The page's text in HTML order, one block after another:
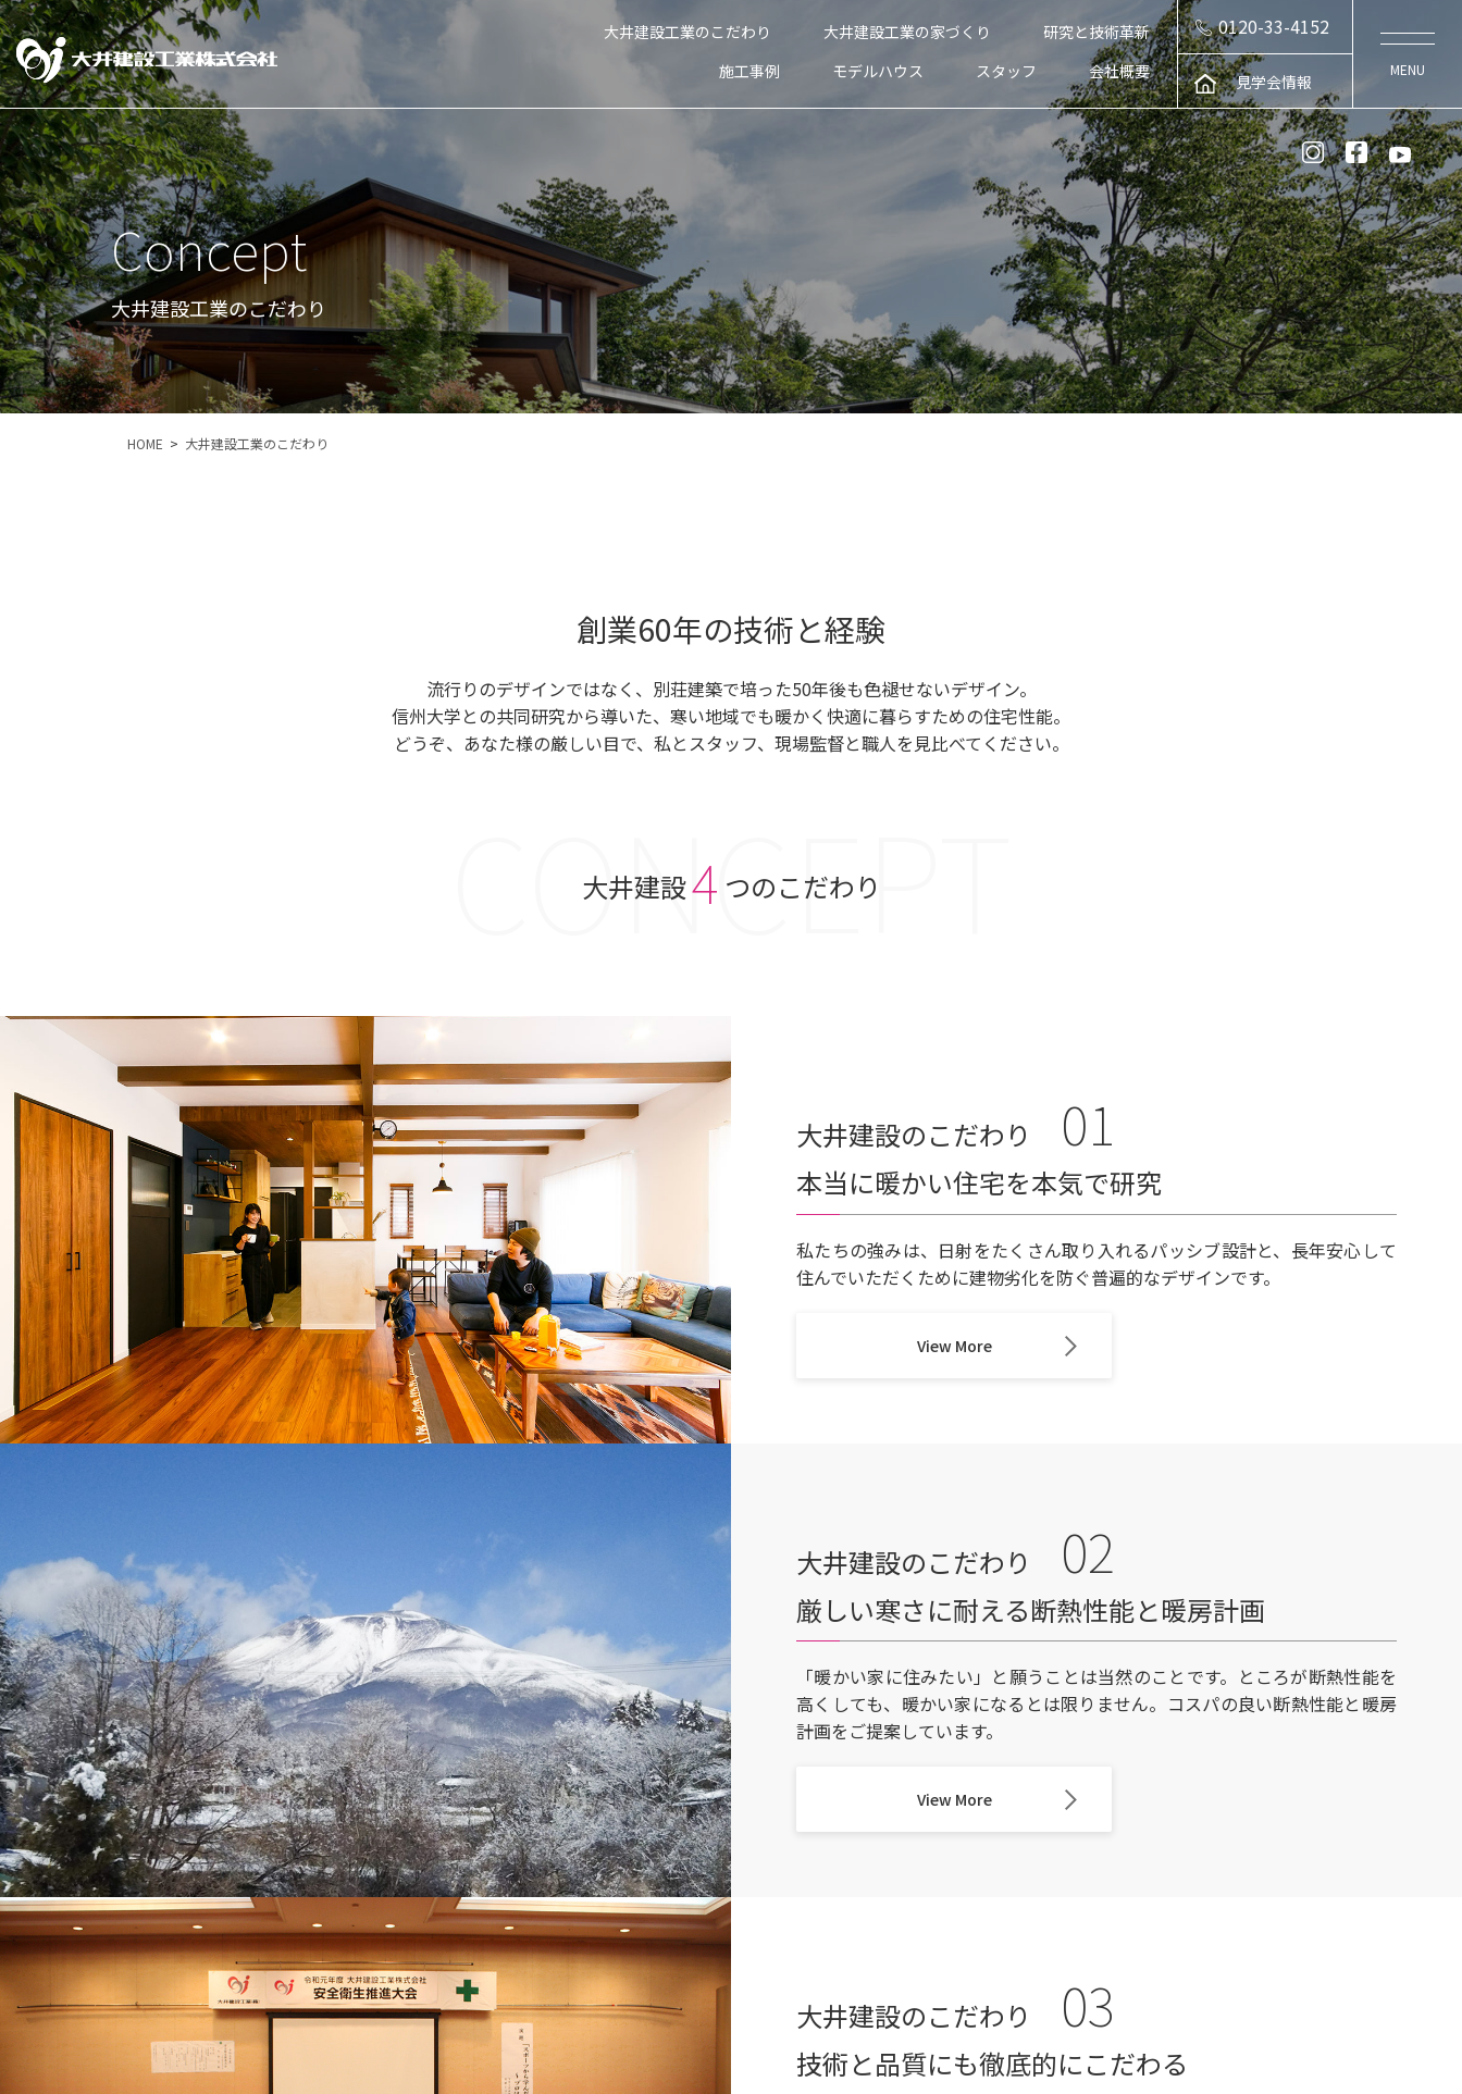
大井建設工業のこだわり 大井建設工業の家づくり
研究と技術革新
施工事例
モデルハウス スタッフ 会社概要
0120-33-4152
見学会情報
Concept
大井建設工業のこだわり
HOME 大井建設工業のこだわり
創業60年の技術と経験
流行りのデザインではなく、別荘建築で培った50年後も色褪せないデザイン。
信州大学との共同研究から導いた、寒い地域でも暖かく快適に暮らすための住宅性能。
どうぞ、あなた様の厳しい目で、私とスタッフ、現場監督と職人を見比べてください。
大井建設4 つのこだわり
大井建設のこだわり 01
本当に暖かい住宅を本気で研究
私たちの強みは、日射をたくさん取り入れるパッシブ設計と、長年安心して
住んでいただくために建物劣化を防ぐ普遍的なデザインです。
View More
大井建設のこだわり 02
厳しい寒さに耐える断熱性能と暖房計画
「暖かい家に住みたい」と願うことは当然のことです。ところが断熱性能を
高くしても、暖かい家になるとは限りません。コスパの良い断熱性能と暖房
計画をご提案しています。
View More
大井建設のこだわり 03
技術と品質にも徹底的にこだわる